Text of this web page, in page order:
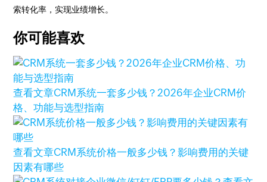
索转化率，实现业绩增长。
你可能喜欢
查看文章CRM系统一套多少钱？2026年企业CRM价
格、功能与选型指南
查看文章CRM系统价格一般多少钱？影响费用的关键
因素有哪些